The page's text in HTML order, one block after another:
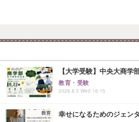
【大学受験】中央大商
教育・受験
2026.8.5 Wed 16:15
幸せになるためのジェン